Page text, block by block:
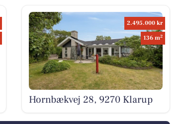
2.495.000 kr
136 m2
Hornbækvej 28, 9270 Klarup